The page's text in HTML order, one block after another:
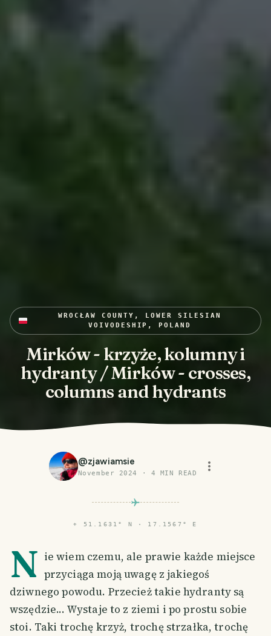
WROCŁAW COUNTY, LOWER SILESIAN
VOIVODESHIP, POLAND
Mirków - krzyże, kolumny i
hydranty / Mirków - crosses,
columns and hydrants
@zjawiamsie
November 2024 · 4 MIN READ
⌖ 51.1631° N · 17.1567° E
N ie wiem czemu, ale prawie każde miejsce
przyciąga moją uwagę z jakiegoś
dziwnego powodu. Przecież takie hydranty są
wszędzie... Wystaje to z ziemi i po prostu sobie
stoi. Taki trochę krzyż, trochę strzałka, trochę